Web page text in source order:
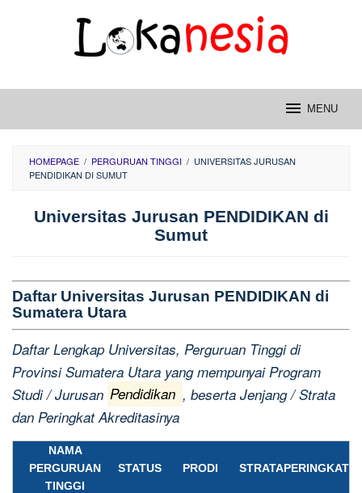
MENU
HOMEPAGE / PERGURUAN TINGGI / UNIVERSITAS JURUSAN
PENDIDIKAN DI SUMUT
Universitas Jurusan PENDIDIKAN di
Sumut
Daftar Universitas Jurusan PENDIDIKAN di
Sumatera Utara
Daftar Lengkap Universitas, Perguruan Tinggi di
Provinsi Sumatera Utara yang mempunyai Program
Studi / Jurusan Pendidikan , beserta Jenjang / Strata
dan Peringkat Akreditasinya
NAMA
PERGURUAN
TINGGI
STATUS PRODI STRATAPERINGKAT